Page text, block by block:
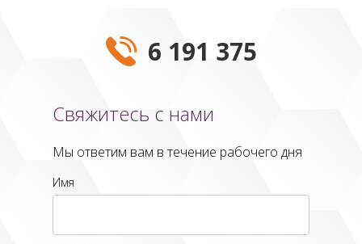
Свяжитесь с нами
Мы ответим вам в течение рабочего дня
Имя
6 191 375